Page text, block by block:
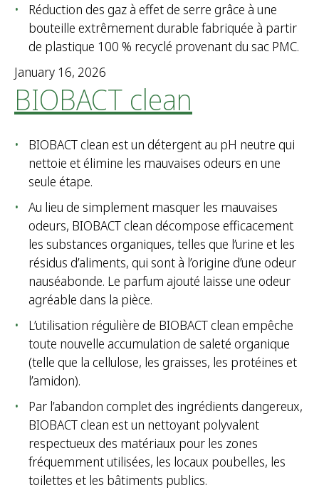
Réduction des gaz à effet de serre grâce à une
bouteille extrêmement durable fabriquée à partir
de plastique 100 % recyclé provenant du sac PMC.
January 16, 2026
BIOBACT clean
BIOBACT clean est un détergent au pH neutre qui
nettoie et élimine les mauvaises odeurs en une
seule étape.
Au lieu de simplement masquer les mauvaises
odeurs, BIOBACT clean décompose efficacement
les substances organiques, telles que l’urine et les
résidus d’aliments, qui sont à l’origine d’une odeur
nauséabonde. Le parfum ajouté laisse une odeur
agréable dans la pièce.
L’utilisation régulière de BIOBACT clean empêche
toute nouvelle accumulation de saleté organique
(telle que la cellulose, les graisses, les protéines et
l’amidon).
Par l’abandon complet des ingrédients dangereux,
BIOBACT clean est un nettoyant polyvalent
respectueux des matériaux pour les zones
fréquemment utilisées, les locaux poubelles, les
toilettes et les bâtiments publics.